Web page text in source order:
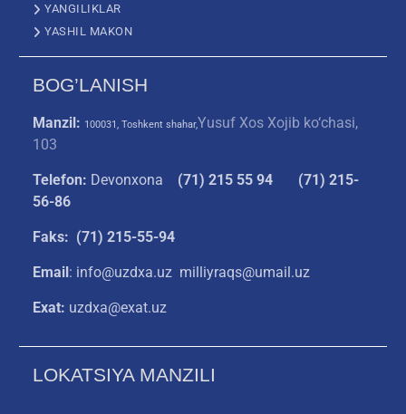
YANGILIKLAR
YASHIL MAKON
BOG’LANISH
Manzil: 100031, Toshkent shahar,Yusuf Xos Xojib ko‘chasi,
103
Telefon: Devonxona (71) 215 55 94
(71) 215-
56-86
Faks: (71) 215-55-94
Email: info@uzdxa.uz milliyraqs@umail.uz
Exat: uzdxa@exat.uz
LOKATSIYA MANZILI